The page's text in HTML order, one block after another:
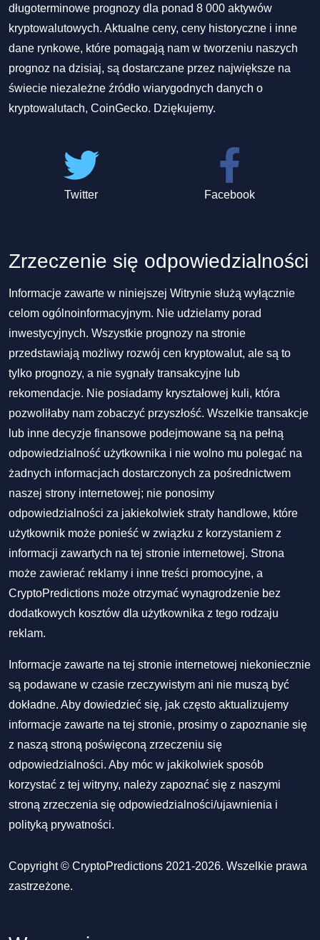
długoterminowe prognozy dla ponad 8 000 aktywów
kryptowalutowych. Aktualne ceny, ceny historyczne i inne
dane rynkowe, które pomagają nam w tworzeniu naszych
prognoz na dzisiaj, są dostarczane przez największe na
świecie niezależne źródło wiarygodnych danych o
kryptowalutach, CoinGecko. Dziękujemy.
Twitter Facebook
Zrzeczenie się odpowiedzialności
Informacje zawarte w niniejszej Witrynie służą wyłącznie
celom ogólnoinformacyjnym. Nie udzielamy porad
inwestycyjnych. Wszystkie prognozy na stronie
przedstawiają możliwy rozwój cen kryptowalut, ale są to
tylko prognozy, a nie sygnały transakcyjne lub
rekomendacje. Nie posiadamy kryształowej kuli, która
pozwoliłaby nam zobaczyć przyszłość. Wszelkie transakcje
lub inne decyzje finansowe podejmowane są na pełną
odpowiedzialność użytkownika i nie wolno mu polegać na
żadnych informacjach dostarczonych za pośrednictwem
naszej strony internetowej; nie ponosimy
odpowiedzialności za jakiekolwiek straty handlowe, które
użytkownik może ponieść w związku z korzystaniem z
informacji zawartych na tej stronie internetowej. Strona
może zawierać reklamy i inne treści promocyjne, a
CryptoPredictions może otrzymać wynagrodzenie bez
dodatkowych kosztów dla użytkownika z tego rodzaju
reklam.
Informacje zawarte na tej stronie internetowej niekoniecznie
są podawane w czasie rzeczywistym ani nie muszą być
dokładne. Aby dowiedzieć się, jak często aktualizujemy
informacje zawarte na tej stronie, prosimy o zapoznanie się
z naszą stroną poświęconą zrzeczeniu się
odpowiedzialności. Aby móc w jakikolwiek sposób
korzystać z tej witryny, należy zapoznać się z naszymi
stroną zrzeczenia się odpowiedzialności/ujawnienia i
polityką prywatności.
Copyright © CryptoPredictions 2021-2026. Wszelkie prawa
zastrzeżone.